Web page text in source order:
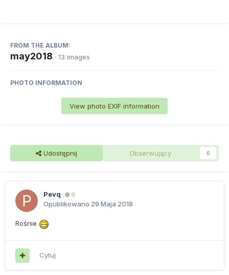
FROM THE ALBUM:
may2018 · 13 images
PHOTO INFORMATION
View photo EXIF information
Udostępnij Obserwujący 0
Pevq 0
Opublikowano 29 Maja 2018
Rośnie
Cytuj